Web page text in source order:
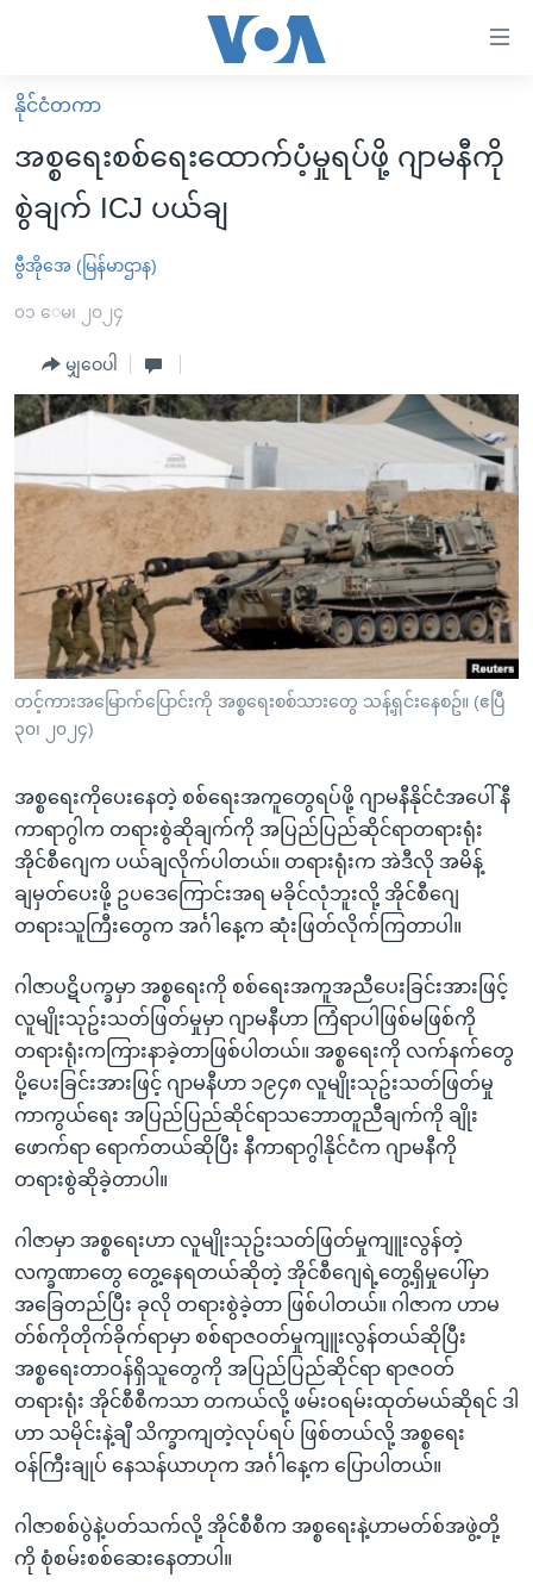
လွယ်ကူ
စေ
သည့်
Link
များ
ပင်မ
ကျော်
ကြည့်
ရန်
ပင်မ
စာမျက်နှာ
ကျော်
ကြည့်
ရန်
ရန်
နေရာ
သို့
ကျော်
ရန်
မူလစာမျက်နှာ
မြန်မာ
ကမ္ဘာ့သတင်းများ
နိုင်ငံတကာ
အစ္စရေး-ပါလက်စတိုင်း
ဗွီဒီယို
အင်္ဂလိပ်စာလေ့လာမယ်
အမေရိကန်သုံးအီဒီယံ
မကြေးမုံရဲ့ အင်္ဂလိပ်စာ
ရုပ်ရှင်ထဲက အင်္ဂလိပ်စာ
သုတပဒေသာ အင်္ဂလိပ်စာ
အပတ်စဉ်ကဏ္ဍများ
တီဗွီ
ရေဒီယိုနှင့်ရုပ်သံ အချက်အလက်များ
ရေဒီယို/တီဗွီအစီအစဉ်
Learning English
ဗွီအိုအေ လူမှုကွန်ယက်များ
နိုင်ငံတကာ
အစ္စရေးစစ်ရေးထောက်ပံ့မှုရပ်ဖို့ ဂျာမနီကို
စွဲချက် ICJ ပယ်ချ
ဗွီအိုအေ (မြန်မာဌာန)
၀၁ ေမ၊ ၂၀၂၄
မျှဝေပါ
တင့်ကားအမြောက်ပြောင်းကို အစ္စရေးစစ်သားတွေ သန့်ရှင်းနေစဥ်။ (ဧပြီ
၃၀၊ ၂၀၂၄)
အစ္စရေးကိုပေးနေတဲ့ စစ်ရေးအကူတွေရပ်ဖို့ ဂျာမနီနိုင်ငံအပေါ် နီ
ကာရာဂွါက တရားစွဲဆိုချက်ကို အပြည်ပြည်ဆိုင်ရာတရားရုံး
အိုင်စီဂျေက ပယ်ချလိုက်ပါတယ်။ တရားရုံးက အဲဒီလို အမိန့်
ချမှတ်ပေးဖို့ ဥပဒေကြောင်းအရ မခိုင်လုံဘူးလို့ အိုင်စီဂျေ
တရားသူကြီးတွေက အင်္ဂါနေ့က ဆုံးဖြတ်လိုက်ကြတာပါ။
ဂါဇာပဋိပက္ခမှာ အစ္စရေးကို စစ်ရေးအကူအညီပေးခြင်းအားဖြင့်
လူမျိုးသုဥ်းသတ်ဖြတ်မှုမှာ ဂျာမနီဟာ ကြံရာပါဖြစ်မဖြစ်ကို
တရားရုံးကကြားနာခဲ့တာဖြစ်ပါတယ်။ အစ္စရေးကို လက်နက်တွေ
ပို့ပေးခြင်းအားဖြင့် ဂျာမနီဟာ ၁၉၄၈ လူမျိုးသုဥ်းသတ်ဖြတ်မှု
ကာကွယ်ရေး အပြည်ပြည်ဆိုင်ရာသဘောတူညီချက်ကို ချိုး
ဖောက်ရာ ရောက်တယ်ဆိုပြီး နီကာရာဂွါနိုင်ငံက ဂျာမနီကို
တရားစွဲဆိုခဲ့တာပါ။
ဂါဇာမှာ အစ္စရေးဟာ လူမျိုးသုဥ်းသတ်ဖြတ်မှုကျူးလွန်တဲ့
လက္ခဏာတွေ တွေ့နေရတယ်ဆိုတဲ့ အိုင်စီဂျေရဲ့တွေ့ရှိမှုပေါ်မှာ
အခြေတည်ပြီး ခုလို တရားစွဲခဲ့တာ ဖြစ်ပါတယ်။ ဂါဇာက ဟာမ
တ်စ်ကိုတိုက်ခိုက်ရာမှာ စစ်ရာဇဝတ်မှုကျူးလွန်တယ်ဆိုပြီး
အစ္စရေးတာဝန်ရှိသူတွေကို အပြည်ပြည်ဆိုင်ရာ ရာဇဝတ်
တရားရုံး အိုင်စီ‌စီကသာ တကယ်လို့ ဖမ်းဝရမ်းထုတ်မယ်ဆိုရင် ဒါ
ဟာ သမိုင်းနဲ့ချီ သိက္ခာကျတဲ့လုပ်ရပ် ဖြစ်တယ်လို့ အစ္စရေး
ဝန်ကြီးချုပ် နေသန်ယာဟုက အင်္ဂါနေ့က ပြောပါတယ်။
ဂါဇာစစ်ပွဲနဲ့ပတ်သက်လို့ အိုင်စီစီက အစ္စရေးနဲ့ဟာမတ်စ်အဖွဲ့တို့
ကို စုံစမ်းစစ်ဆေးနေတာပါ။